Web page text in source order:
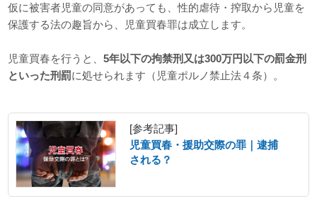
仮に被害者児童の同意があっても、性的虐待・搾取から児童を
保護する法の趣旨から、児童買春罪は成立します。
児童買春を行うと、5年以下の拘禁刑又は300万円以下の罰金刑
といった刑罰に処せられます（児童ポルノ禁止法４条）。
[参考記事]
児童買春・援助交際の罪｜逮捕
される？